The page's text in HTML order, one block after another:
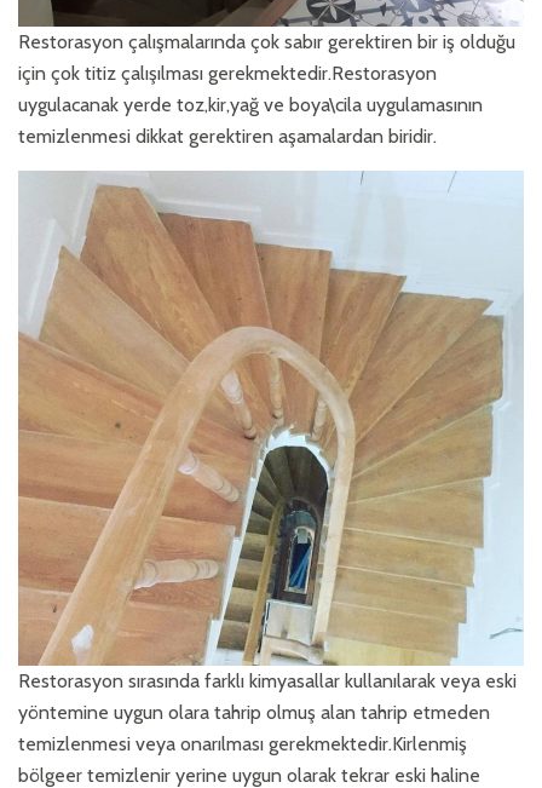
Restorasyon çalışmalarında çok sabır gerektiren bir iş olduğu
için çok titiz çalışılması gerekmektedir.Restorasyon
uygulacanak yerde toz,kir,yağ ve boya\cila uygulamasının
temizlenmesi dikkat gerektiren aşamalardan biridir.
Restorasyon sırasında farklı kimyasallar kullanılarak veya eski
yöntemine uygun olara tahrip olmuş alan tahrip etmeden
temizlenmesi veya onarılması gerekmektedir.Kirlenmiş
bölgeer temizlenir yerine uygun olarak tekrar eski haline